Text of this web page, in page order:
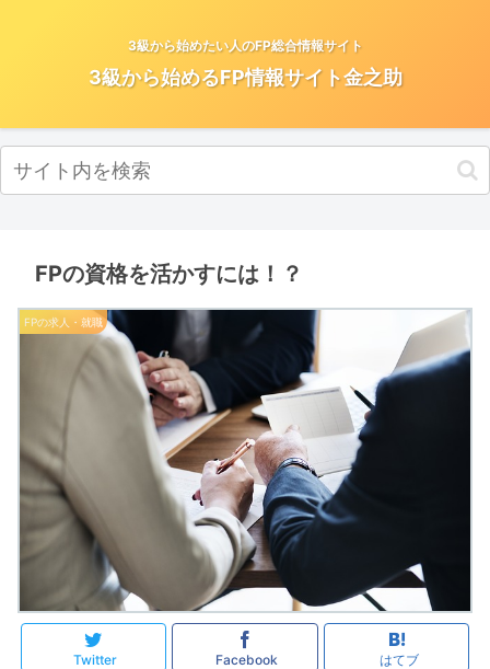
3級から始めたい人のFP総合情報サイト
3級から始めるFP情報サイト金之助
FPの資格を活かすには！？
FPの求人・就職
Twitter Facebook はてブ